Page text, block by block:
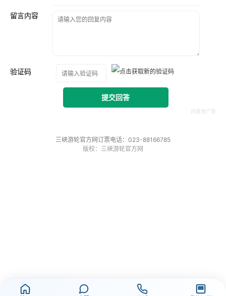
留言内容
验证码
提交回答
三峡游轮官方网订票电话：023-88166785
版权：三峡游轮官方网